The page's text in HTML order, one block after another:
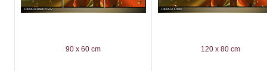
90 x 60 cm 120 x 80 cm